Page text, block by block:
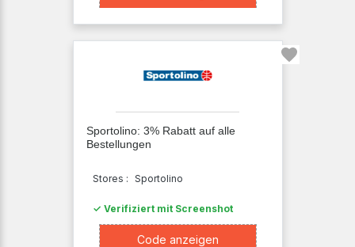
Sportolino: 3% Rabatt auf alle
Bestellungen
Stores : Sportolino
✓ Verifiziert mit Screenshot
Code anzeigenXXXX024